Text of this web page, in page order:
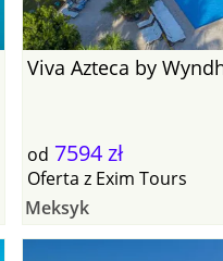
Viva Azteca by
od 7594 zł
Oferta z Exim Tours
Meksyk